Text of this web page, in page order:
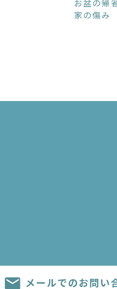
お盆の帰
家の傷み
メールでのお問い